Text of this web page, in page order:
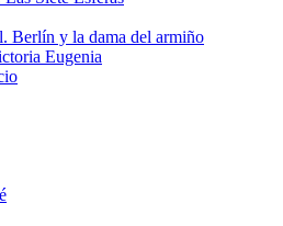
Berlín y la dama del armiño
Eugenia